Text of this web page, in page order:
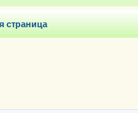
страница